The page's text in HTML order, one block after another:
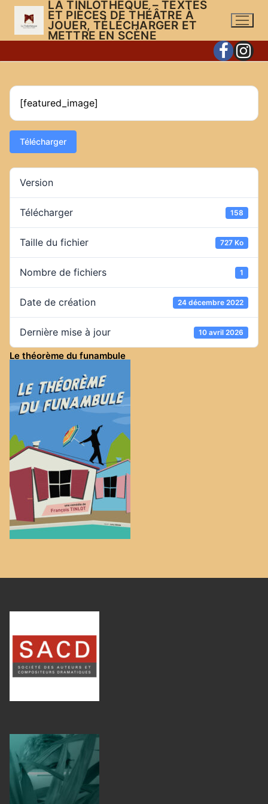
Aller
contenu
LA TINLOTHÈQUE – TEXTES
ET PIÈCES DE THÉÂTRE À
JOUER, TÉLÉCHARGER ET
METTRE EN SCÈNE
[featured_image]
Télécharger
Version
Télécharger 158
Taille du fichier 727 Ko
Nombre de fichiers 1
Date de création 24 décembre 2022
Dernière mise à jour 10 avril 2026
Le théorème du funambule